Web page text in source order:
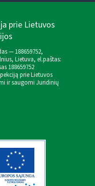
prie Lietuvos
— 188659752,
Lietuva, el.paštas:
188659752
prie Lietuvos
ir saugomi Juridinių